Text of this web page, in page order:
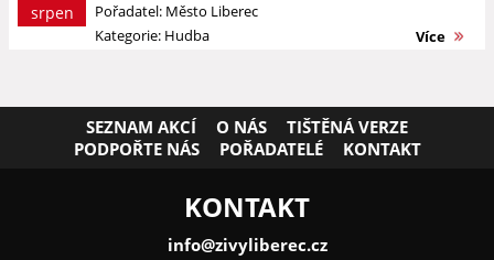
srpen
Pořadatel: Město Liberec
Kategorie: Hudba
Více
SEZNAM AKCÍ O NÁS
TIŠTĚNÁ VERZE
PODPOŘTE NÁS
POŘADATELÉ KONTAKT
KONTAKT
info@zivyliberec.cz